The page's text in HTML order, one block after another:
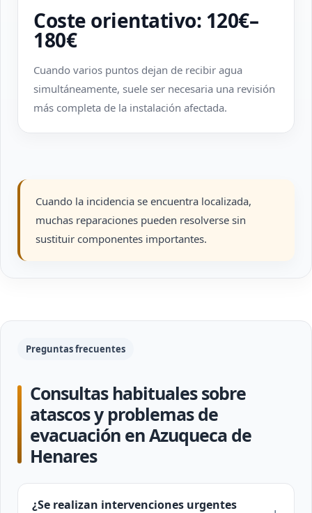
Coste orientativo: 120€–
180€
Cuando varios puntos dejan de recibir agua
simultáneamente, suele ser necesaria una revisión
más completa de la instalación afectada.
Cuando la incidencia se encuentra localizada,
muchas reparaciones pueden resolverse sin
sustituir componentes importantes.
Preguntas frecuentes
Consultas habituales sobre
atascos y problemas de
evacuación en Azuqueca de
Henares
¿Se realizan intervenciones urgentes